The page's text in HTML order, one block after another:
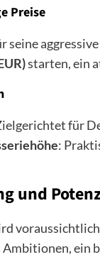
Preise
seine
starten, ein
für
:
und
ein